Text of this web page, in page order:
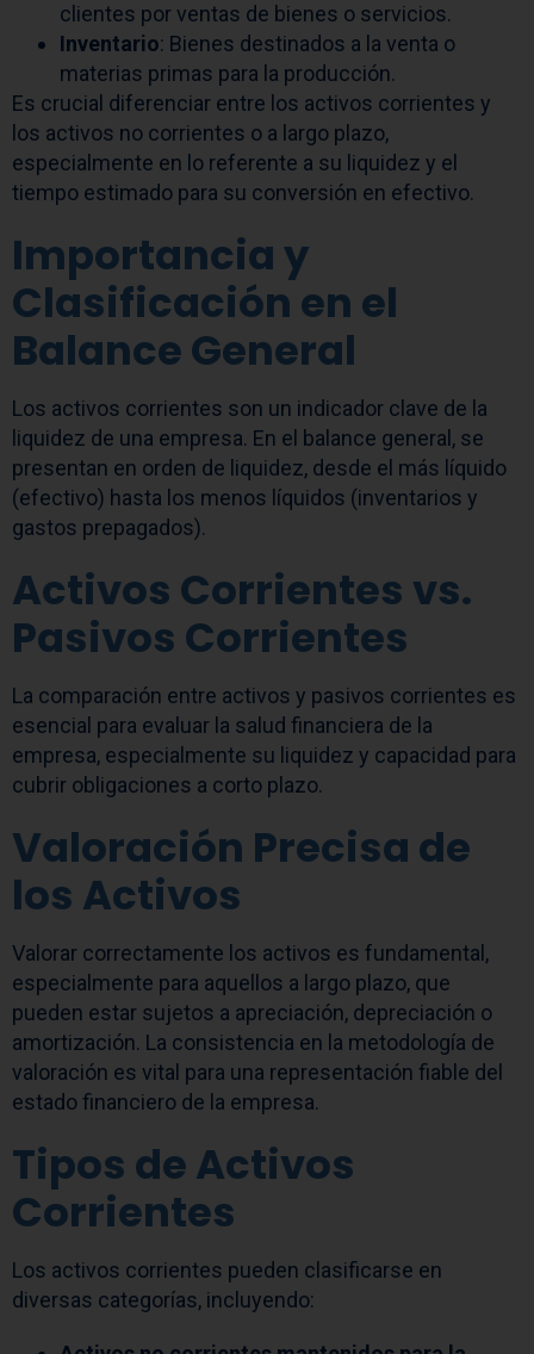
clientes por ventas de bienes o servicios.
Inventario: Bienes destinados a la venta o
materias primas para la producción.
Es crucial diferenciar entre los activos corrientes y
los activos no corrientes o a largo plazo,
especialmente en lo referente a su liquidez y el
tiempo estimado para su conversión en efectivo.
Importancia y
Clasificación en el
Balance General
Los activos corrientes son un indicador clave de la
liquidez de una empresa. En el balance general, se
presentan en orden de liquidez, desde el más líquido
(efectivo) hasta los menos líquidos (inventarios y
gastos prepagados).
Activos Corrientes vs.
Pasivos Corrientes
La comparación entre activos y pasivos corrientes es
esencial para evaluar la salud financiera de la
empresa, especialmente su liquidez y capacidad para
cubrir obligaciones a corto plazo.
Valoración Precisa de
los Activos
Valorar correctamente los activos es fundamental,
especialmente para aquellos a largo plazo, que
pueden estar sujetos a apreciación, depreciación o
amortización. La consistencia en la metodología de
valoración es vital para una representación fiable del
estado financiero de la empresa.
Tipos de Activos
Corrientes
Los activos corrientes pueden clasificarse en
diversas categorías, incluyendo: